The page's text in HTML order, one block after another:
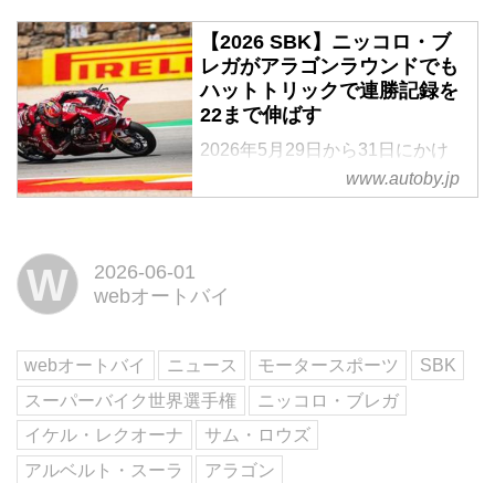
【2026 SBK】ニッコロ・ブ
レガがアラゴンラウンドでも
ハットトリックで連勝記録を
22まで伸ばす
2026年5月29日から31日にかけ
て、スーパーバイク世界選手権
(SBK)の第6戦が、スペインのモ
www.autoby.jp
W
2026-06-01
webオートバイ
webオートバイ ニュース モータースポーツ
SBK
スーパーバイク世界選手権
ニッコロ・ブレガ
イケル・レクオーナ
サム・ロウズ
アルベルト・スーラ
アラゴン